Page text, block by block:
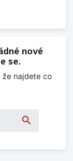
nové
se.
najdete co
